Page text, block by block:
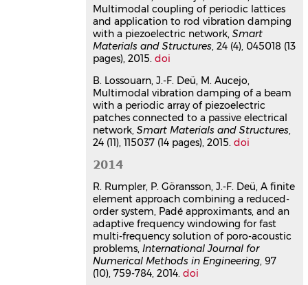
an electro-mechanical pendulum
excited by a non ideal motor and
a chaos control taking into
account parametric errors"
published in this journal
Roberta Lima,Rubens Sampaio
Hagedorn,Jean-François Deü
Journal of the Brazilian Society of
Mechanical Sciences and Engineering
2019, 41 (12), pp.552.⟨10.1007/s40430-
019-2032-0⟩
Practical issues on the
applicability of Kalman filtering
for reconstructing mechanical
sources in structural dynamics
Mathieu Aucejo,Olivier de Smet
François Deü
Journal of Sound and Vibration
Multimodal coupling of periodic lattices
and application to rod vibration damping
with a piezoelectric network,Smart
Materials and Structures, 24 (4), 045018 (13
pages), 2015.doi
B. Lossouarn, J.-F. Deü, M. Aucejo,
Multimodal vibration damping of a beam
with a periodic array of piezoelectric
patches connected to a passive electrical
network,Smart Materials and Structures,
24 (11), 115037 (14 pages), 2015.doi
2014
R. Rumpler, P. Göransson, J.-F. Deü, A finite
element approach combining a reduced-
order system, Padé approximants, and an
adaptive frequency windowing for fast
multi-frequency solution of poro-acoustic
problems,International Journal for
Numerical Methods in Engineering, 97
(10), 759-784, 2014.doi